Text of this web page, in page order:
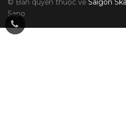
© Bản quyền thuộc về Saigon
Sapo